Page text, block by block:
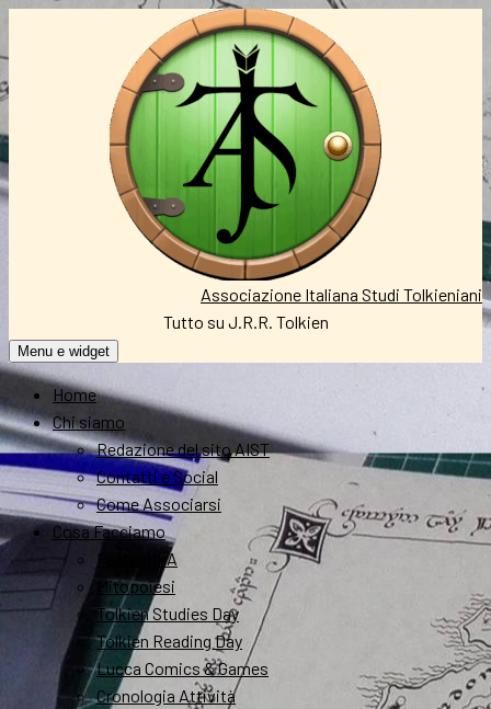
Associazione Italiana Studi Tolkieniani
Tutto su J.R.R. Tolkien
Menu e widget
Home
Chi siamo
Redazione del sito AIST
Contatti e Social
Come Associarsi
Cosa Facciamo
FantastikA
Mitopoiesi
Tolkien Studies Day
Tolkien Reading Day
Lucca Comics & Games
Cronologia Attività